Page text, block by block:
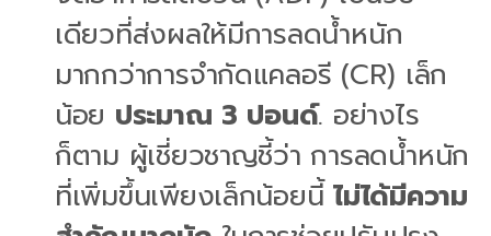
เดียวที่ส่งผลให้มีการลดน้ำหนัก
มากกว่าการจำกัดแคลอรี (CR) เล็ก
น้อย ประมาณ 3 ปอนด์. อย่างไร
ก็ตาม ผู้เชี่ยวชาญชี้ว่า การลดน้ำหนัก
ที่เพิ่มขึ้นเพียงเล็กน้อยนี้ไม่ได้มีความ